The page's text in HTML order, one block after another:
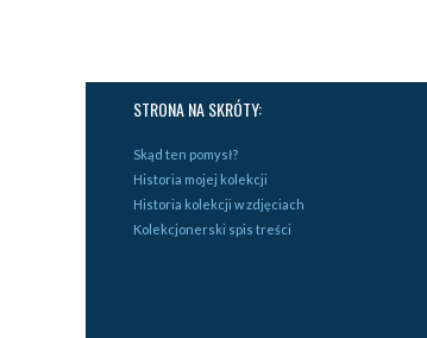
STRONA NA SKRÓTY:
Skąd ten pomysł?
Historia mojej kolekcji
Historia kolekcji w zdjęciach
Kolekcjonerski spis treści